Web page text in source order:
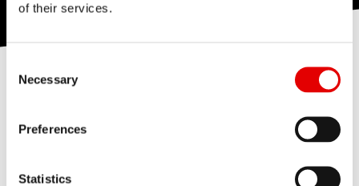
of their services.
Necessary
Preferences
Statistics
丰富的手工组轮经验
DT Swiss 的每个轮子都是手工制造的。本身而
言，"手工打造"并不能保证轮组的稳定性和耐用
性；知识、经验才是打造高品轮组的核心。